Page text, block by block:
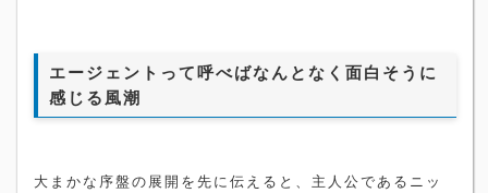
エージェントって呼べばなんとなく面白そうに
感じる風潮
大まかな序盤の展開を先に伝えると、主人公であるニッ